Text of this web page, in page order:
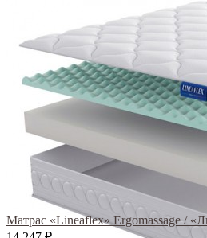
Матрас «Lineaflex» Ergomassage /